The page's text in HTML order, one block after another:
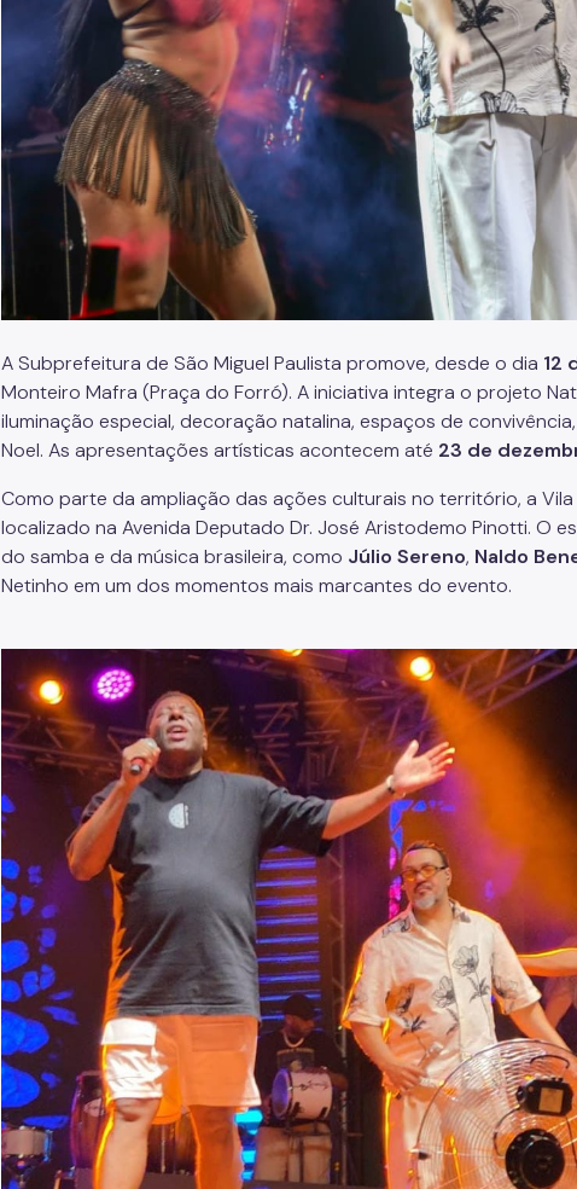
A Subprefeitura de São Miguel Paulista promove, desde o dia 12
Monteiro Mafra (Praça do Forró). A iniciativa integra o projeto
iluminação especial, decoração natalina, espaços de
Noel. As apresentações artísticas acontecem até 23 de
Como parte da ampliação das ações culturais no território, a
localizado na Avenida Deputado Dr. José Aristodemo Pinotti. O
do samba e da música brasileira, como Júlio Sereno, Naldo
Netinho em um dos momentos mais marcantes do evento.